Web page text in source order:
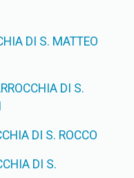
DI S. MATTEO
DI S.
DI S. ROCCO
DI S.